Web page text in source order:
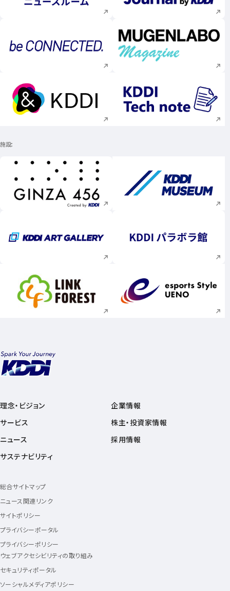
新規ウィンドウで開く 新規ウィンドウで
新規ウィンドウで開く 新規ウィンドウで
施設
新規ウィンドウで開く 新規ウィンドウで
新規ウィンドウで開く 新規ウィンドウで
新規ウィンドウで開く 新規ウィンドウで
理念・ビジョン
サービス
ニュース
サステナビリティ
企業情報
株主・投資家情報
採用情報
総合サイトマップ
ニュース関連リンク
サイトポリシー
プライバシーポータル
プライバシーポリシー
ウェブアクセシビリティの取り組み
セキュリティポータル
ソーシャルメディアポリシー